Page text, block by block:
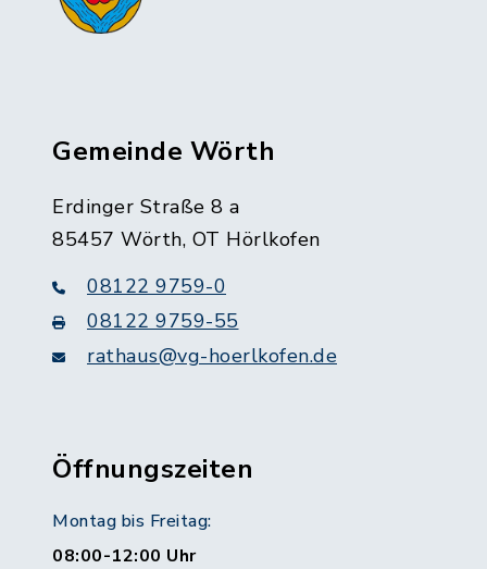
Gemeinde Wörth
Erdinger Straße 8 a
85457 Wörth, OT Hörlkofen
08122 9759-0
08122 9759-55
rathaus@vg-hoerlkofen.de
Öffnungszeiten
Montag bis Freitag:
08:00-12:00 Uhr